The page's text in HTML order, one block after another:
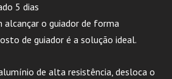
5 dias
alcançar o guiador de forma
de guiador é a solução ideal.
de alta resistência, desloca o